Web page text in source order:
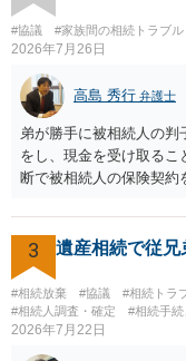
#協議 #家族間の相続トラブル
2026年7月26日
高島 秀行 弁護士
弟が勝手に被相続人の
をし、現金を受け取る
断で被相続人の保険契約
された書類のコピーを取
相談 されたら良いと思
3 遺産相続で従兄
#相続放棄 #協議 #相続トラ
#相続人調査・確定
#相続手続
2026年7月22日